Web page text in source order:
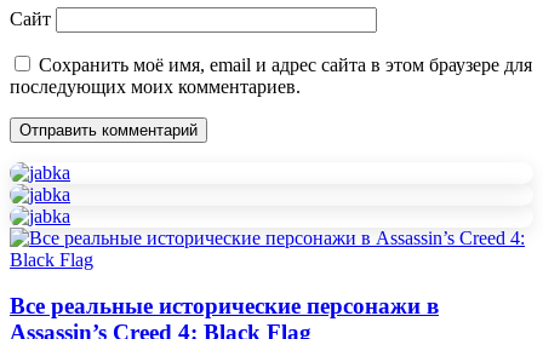
Сайт
Сохранить моё имя, email и адрес сайта в этом браузере для
последующих моих комментариев.
Все реальные исторические персонажи в
Assassin’s Creed 4: Black Flag